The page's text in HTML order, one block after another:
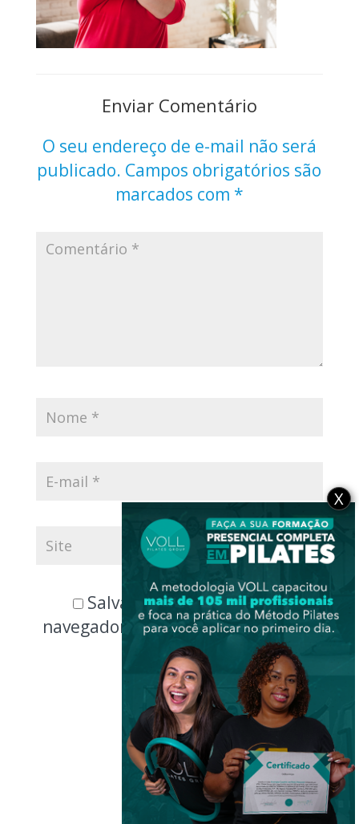
Enviar Comentário
O seu endereço de e-mail não será
publicado. Campos obrigatórios são
marcados com *
Salvar meus dados neste
navegador para a próxima vez que
eu comentar.
X